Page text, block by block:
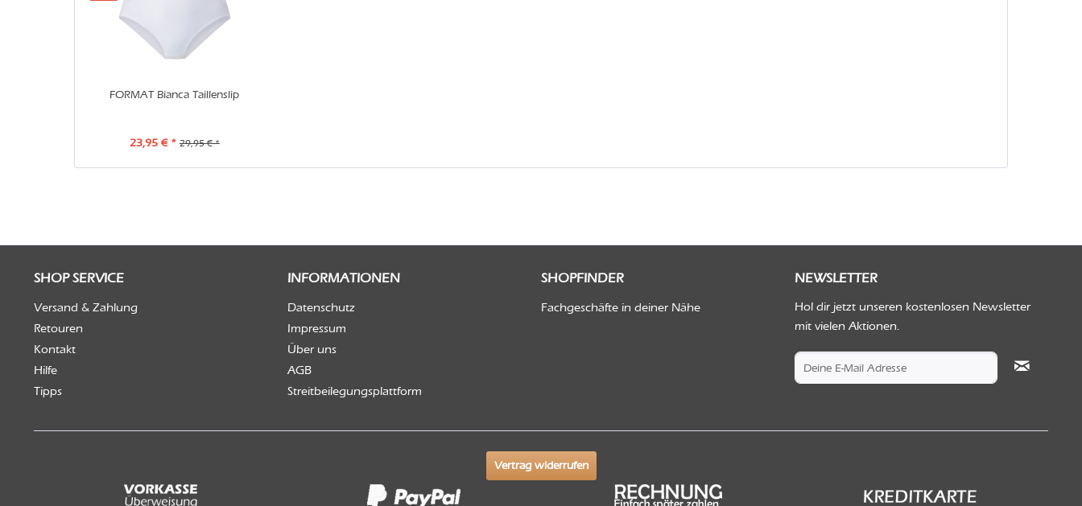
FORMAT Bianca Taillenslip
23,95 € * 29,95 € *
SHOP SERVICE
Versand & Zahlung
Retouren
Kontakt
Hilfe
Tipps
INFORMATIONEN
Datenschutz
Impressum
Über uns
AGB
Streitbeilegungsplattform
SHOPFINDER
Fachgeschäfte in deiner Nähe
NEWSLETTER
Hol dir jetzt unseren kostenlosen Newsletter
mit vielen Aktionen.
Vertrag widerrufen